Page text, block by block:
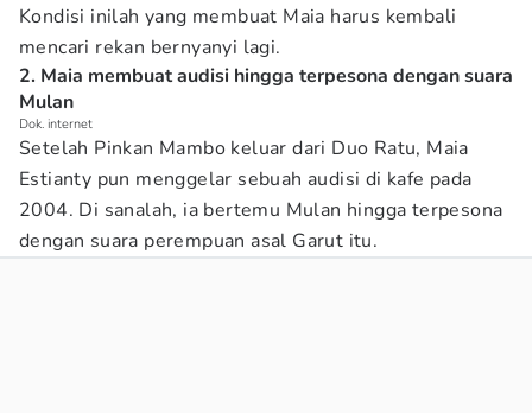
Kondisi inilah yang membuat Maia harus kembali
mencari rekan bernyanyi lagi.
2. Maia membuat audisi hingga terpesona dengan suara
Mulan
Dok. internet
Setelah Pinkan Mambo keluar dari Duo Ratu, Maia
Estianty pun menggelar sebuah audisi di kafe pada
2004. Di sanalah, ia bertemu Mulan hingga terpesona
dengan suara perempuan asal Garut itu.